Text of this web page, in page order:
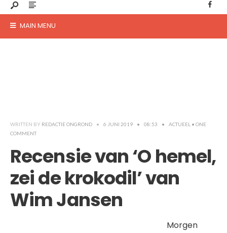
MAIN MENU
WRITTEN BY REDACTIE ONGROND • 6 JUNI 2019 • 08:53 • ACTUEEL • ONE
COMMENT
Recensie van ‘O hemel,
zei de krokodil’ van
Wim Jansen
Morgen